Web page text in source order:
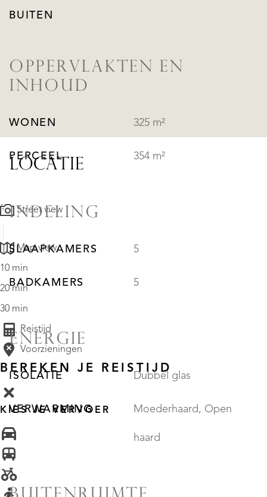
BUITEN
OPPERVLAKTEN EN
INHOUD
WONEN 325 m²
PERCEEL 354 m²
INDELING
SLAAPKAMERS 5
BADKAMERS 5
ENERGIE
ISOLATIE Dubbel glas
VERWARMING Moederhaard, Open
haard
LOCATIE
Street view
Map view
10 min
20 min
30 min
Reistijd
Voorzieningen
BEREKEN JE REISTIJD
KIES JE VERVOER